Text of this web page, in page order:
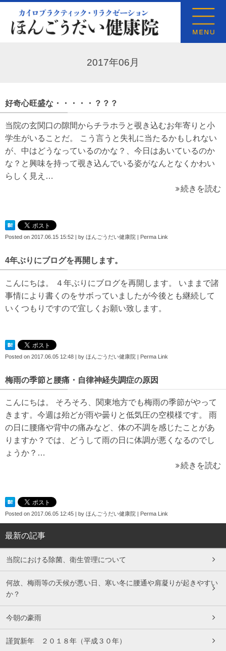
2017年06月
好奇心旺盛な・・・・・？？？
当院の玄関口の隙間からチラホラと覗き込むお年寄りと小
学生がいることだ。 こう言うと失礼に当たるかもしれない
が、中はどうなっているのかな？、今日はあいているのか
な？と興味を持って覗き込んでいる姿がなんとなくかわい
らしく見え…
続きを読む
Posted on 2017.06.15 15:52 by ほんごうだい健康院 Perma Link
4年ぶりにブログを再開します。
こんにちは。 ４年ぶりにブログを再開します。 いままで諸
事情により書くのをサボっていましたが今後とも継続して
いくつもりですので宜しくお願い致します。
Posted on 2017.06.05 12:48 | by ほんごうだい健康院 | Perma Link
梅雨の季節と腰痛・自律神経失調症の原因
こんにちは。 そろそろ、関東地方でも梅雨の季節がやって
きます。今週は殆どが雨や曇りと低気圧の空模様です。 雨
の日に腰痛や背中の痛みなど、体の不調を感じたことがあ
りますか？では、どうして雨の日に体調が悪くなるのでし
ょうか？…
続きを読む
Posted on 2017.06.05 12:45 by ほんごうだい健康院 Perma Link
最新の記事
当院における除菌、衛生管理について
何故、梅雨等の天候が悪い日、寒い冬に腰通や肩凝りが起きやすい
か？
今朝の豪雨
謹賀新年 ２０１８年（平成３０年）